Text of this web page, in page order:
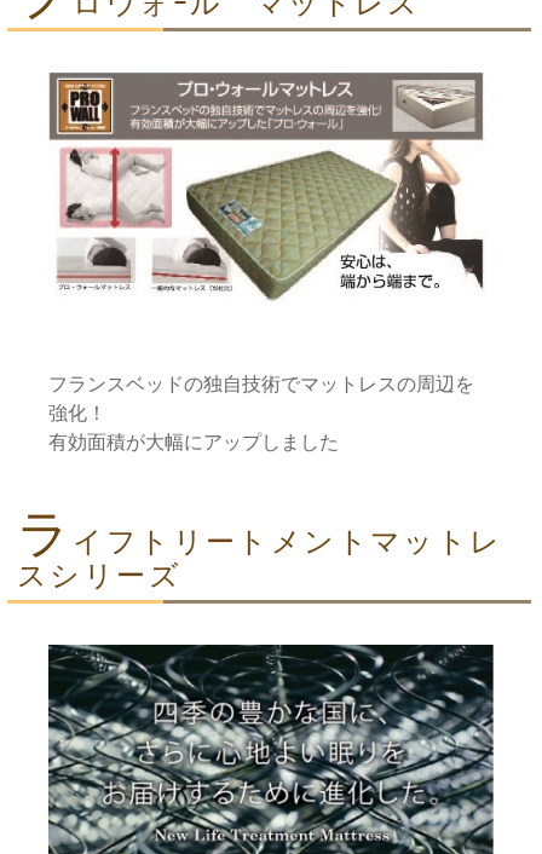
フランスベッドの独自技術でマットレスの周辺を
強化！
有効面積が大幅にアップしました
ラ イフトリートメントマットレ
スシリーズ